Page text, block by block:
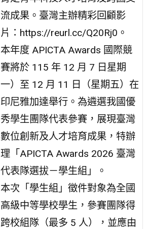
流成果。臺灣主辦精彩回顧影
片：https://reurl.cc/Q20Rj0。
本年度 APICTA Awards 國際競
賽將於 115 年 12 月 7 日星期
一）至 12 月 11 日（星期五）在
印尼雅加達舉行。為遴選我國優
秀學生團隊代表參賽，展現臺灣
數位創新及人才培育成果，特辦
理「APICTA Awards 2026 臺灣
代表隊選拔－學生組」。
本次「學生組」徵件對象為全國
高級中等學校學生，參賽團隊得
跨校組隊（最多 5 人），並應由